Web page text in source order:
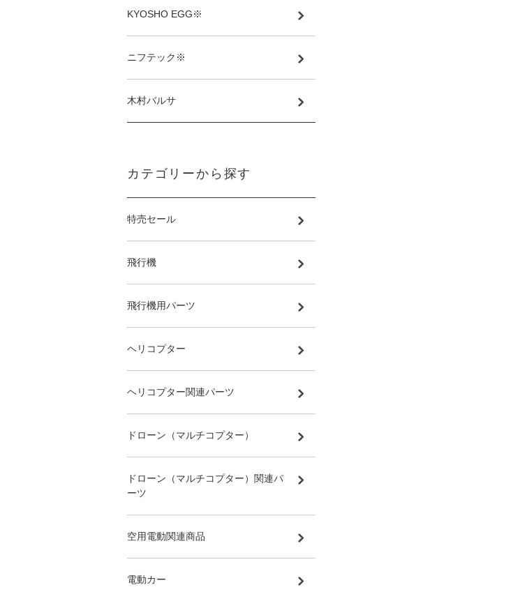
KYOSHO EGG※
ニフテック※
木村バルサ
カテゴリーから探す
特売セール
飛行機
飛行機用パーツ
ヘリコプター
ヘリコプター関連パーツ
ドローン（マルチコプター）
ドローン（マルチコプター）関連パ
ーツ
空用電動関連商品
電動カー